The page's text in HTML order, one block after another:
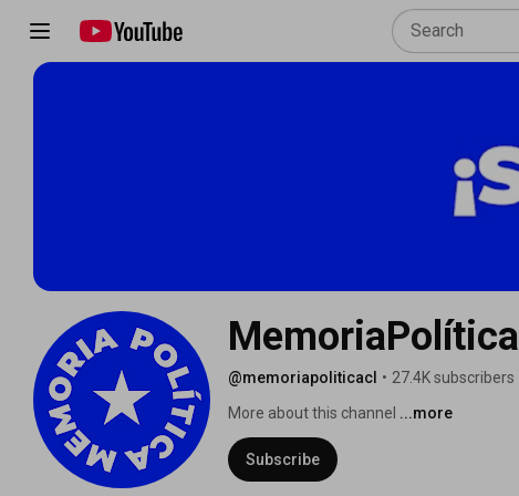
MemoriaPolítica
@memoriapoliticacl • 27.4K subscribers
More about this channel ...more
Subscribe